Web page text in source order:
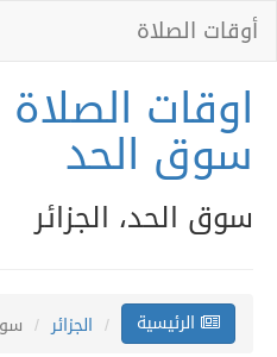
أوقات الصلاة
اوقات
سوق الحد
سوق الحد، الجزائر
الرئيسية الجزائر